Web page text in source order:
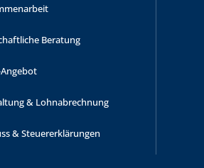
Beratung
& Lohnabrechnung
& Steuer­erklärungen